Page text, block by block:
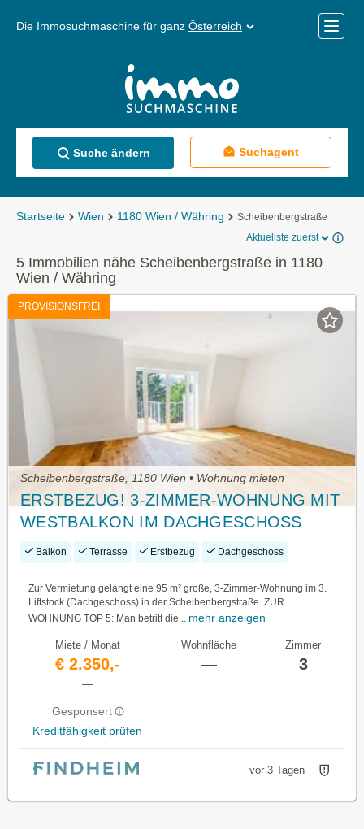
Die Immosuchmaschine für ganz Österreich
Menü
Suche ändern Suchagent
Startseite Wien 1180 Wien / Währing
Scheibenbergstraße
Aktuellste zuerst
5 Immobilien nähe Scheibenbergstraße in 1180
Wien / Währing
PROVISIONSFREI
Scheibenbergstraße, 1180 Wien • Wohnung mieten
ERSTBEZUG! 3-ZIMMER-WOHNUNG MIT
WESTBALKON IM DACHGESCHOSS
Balkon Terrasse Erstbezug Dachgeschoss
Zur Vermietung gelangt eine 95 m² große, 3-Zimmer-Wohnung im 3.
Liftstock (Dachgeschoss) in der Scheibenbergstraße. ZUR
WOHNUNG TOP 5: Man betritt die...
mehr anzeigen
Miete / Monat
€ 2.350,-
—
Gesponsert
Kreditfähigkeit prüfen
Wohnfläche
—
Zimmer
3
vor 3 Tagen